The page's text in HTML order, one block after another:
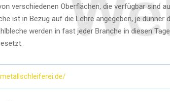
verschiedenen Oberflächen, die verfügbar sind
ist in Bezug auf die Lehre angegeben, je dünner
werden in fast jeder Branche in diesen